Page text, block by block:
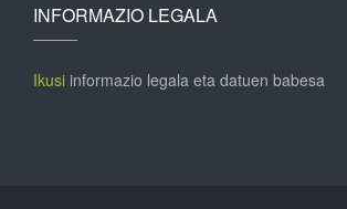
INFORMAZIO LEGALA
Ikusi informazio legala eta datuen babesa